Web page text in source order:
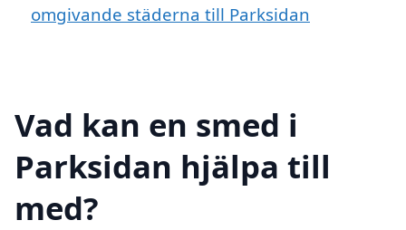
omgivande städerna till Parksidan
Vad kan en smed i
Parksidan hjälpa till
med?